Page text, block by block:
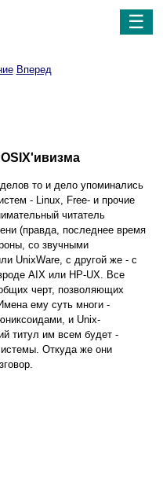
☰
Вперед
то и дело упоминались
- Linux, Free- и прочие
читатель
(правда, последнее время
со звучными
UnixWare, с другой же - с
AIX или HP-UX. Все
черт, позволяющих
ему суть многи -
и Unix-
титул им всем будет -
Откуда же они